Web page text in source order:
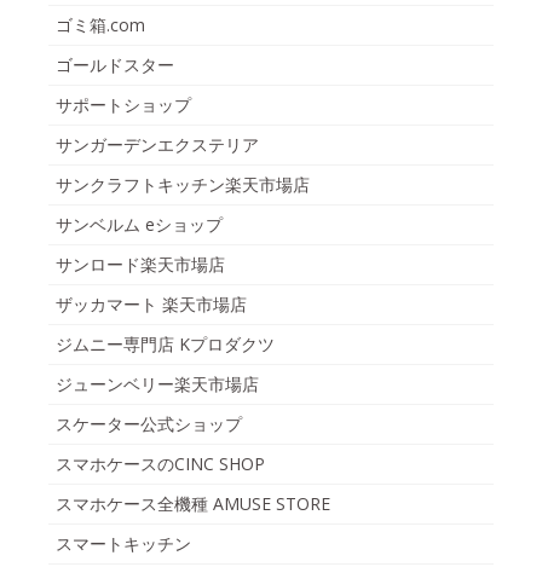
ゴミ箱.com
ゴールドスター
サポートショップ
サンガーデンエクステリア
サンクラフトキッチン楽天市場店
サンベルム eショップ
サンロード楽天市場店
ザッカマート 楽天市場店
ジムニー専門店 Kプロダクツ
ジューンベリー楽天市場店
スケーター公式ショップ
スマホケースのCINC SHOP
スマホケース全機種 AMUSE STORE
スマートキッチン